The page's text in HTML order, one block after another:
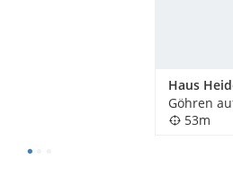
Haus
Göhren
53m